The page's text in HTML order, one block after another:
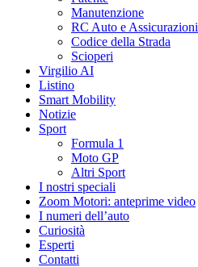
Manutenzione
RC Auto e Assicurazioni
Codice della Strada
Scioperi
Virgilio AI
Listino
Smart Mobility
Notizie
Sport
Formula 1
Moto GP
Altri Sport
I nostri speciali
Zoom Motori: anteprime video
I numeri dell’auto
Curiosità
Esperti
Contatti